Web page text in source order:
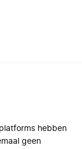
hebben
geen